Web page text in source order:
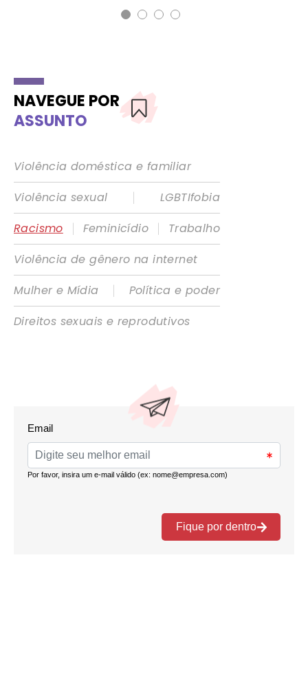
NAVEGUE POR
ASSUNTO
Violência doméstica e familiar
Violência sexual
|
LGBTIfobia
Racismo
| Feminicídio |
Trabalho
Violência de gênero na internet
Mulher e Mídia
|
Política e poder
Direitos sexuais e reprodutivos